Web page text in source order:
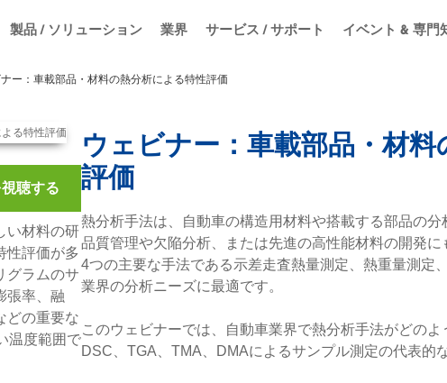
製品 / ソリューション 業界 サービス / サポート イベント & 専門
ー：車載部品・材料の熱分析による特性評価
聴する
い材料の研
性評価が多
グラムのサ
張率、融
どの重要な
温度範囲で
ウェビナー：車載部品・材
評価
熱分析手法は、自動車の構造用材料や搭載する部品の
品質管理や欠陥分析、または先進の高性能材料の開発
4つの主要な手法である示差走査熱量測定、熱重量測定
業界の分析ニーズに最適です。
このウェビナーでは、自動車業界で熱分析手法がどの
DSC、TGA、TMA、DMAによるサンプル測定の代表的